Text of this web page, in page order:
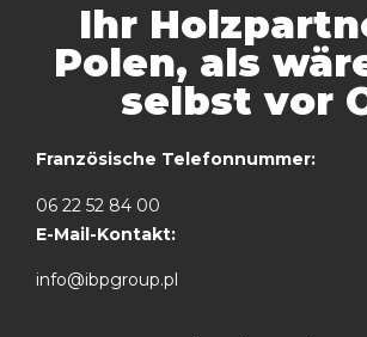
Ihr
Polen, als
selbst vor
Französische Telefonnummer:
06 22 52 84 00
E-Mail-Kontakt:
info@ibpgroup.pl